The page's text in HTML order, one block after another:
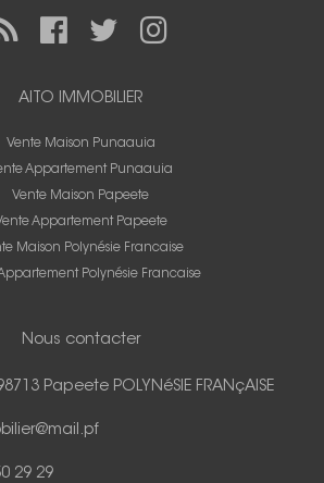
AITO IMMOBILIER
Vente Maison Punaauia
Appartement Punaauia
Vente Maison Papeete
Appartement Papeete
Maison Polynésie Francaise
Polynésie Francaise
Nous contacter
Papeete POLYNéSIE FRANçAISE
29 29